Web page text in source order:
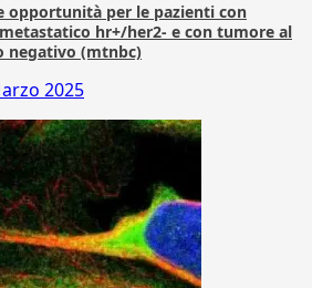
opportunità per le pazienti con
hr+/her2- e con tumore al
negativo (mtnbc)
2025